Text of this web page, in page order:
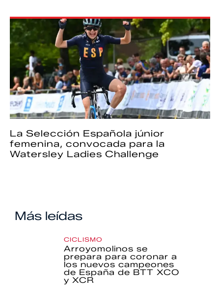
La Selección Española júnior
femenina, convocada para la
Watersley Ladies Challenge
Más leídas
CICLISMO
Arroyomolinos se
prepara para coronar a
los nuevos campeones
de España de BTT XCO
y XCR